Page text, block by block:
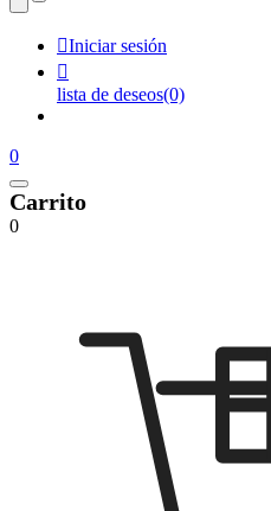
Iniciar sesión

lista de deseos(0)
0
Carrito
0